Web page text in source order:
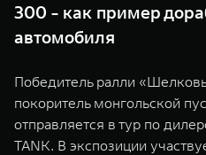
300 - как пример
автомобиля
Победитель ралли
покоритель монгольской
отправляется в тур по
TANK. В экспозиции